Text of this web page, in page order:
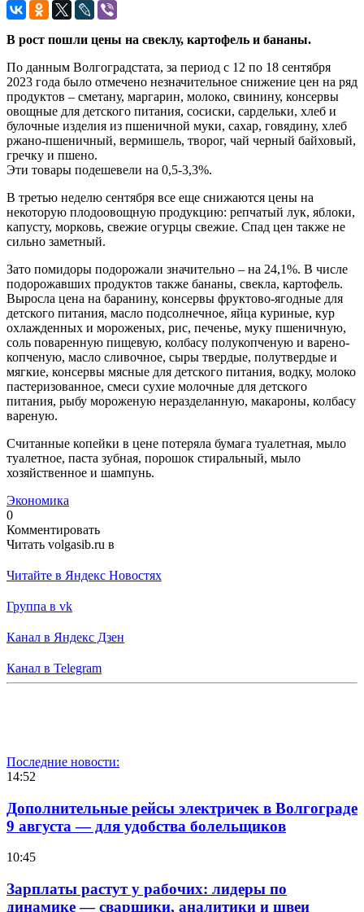
В рост пошли цены на свеклу, картофель и бананы.
По данным Волгоградстата, за период с 12 по 18 сентября
2023 года было отмечено незначительное снижение цен на ряд
продуктов – сметану, маргарин, молоко, свинину, консервы
овощные для детского питания, сосиски, сардельки, хлеб и
булочные изделия из пшеничной муки, сахар, говядину, хлеб
ржано-пшеничный, вермишель, творог, чай черный байховый,
гречку и пшено.
Эти товары подешевели на 0,5-3,3%.
В третью неделю сентября все еще снижаются цены на
некоторую плодоовощную продукцию: репчатый лук, яблоки,
капусту, морковь, свежие огурцы свежие. Спад цен также не
сильно заметный.
Зато помидоры подорожали значительно – на 24,1%. В числе
подорожавших продуктов также бананы, свекла, картофель.
Выросла цена на баранину, консервы фруктово-ягодные для
детского питания, масло подсолнечное, яйца куриные, кур
охлажденных и мороженых, рис, печенье, муку пшеничную,
соль поваренную пищевую, колбасу полукопченую и варено-
копченую, масло сливочное, сыры твердые, полутвердые и
мягкие, консервы мясные для детского питания, водку, молоко
пастеризованное, смеси сухие молочные для детского
питания, рыбу мороженую неразделанную, макароны, колбасу
вареную.
Считанные копейки в цене потеряла бумага туалетная, мыло
туалетное, паста зубная, порошок стиральный, мыло
хозяйственное и шампунь.
Экономика
0
Комментировать
Читать volgasib.ru в
Читайте в Яндекс Новостях
Группа в vk
Канал в Яндекс Дзен
Канал в Telegram
Последние новости:
14:52
Дополнительные рейсы электричек в Волгограде
9 августа — для удобства болельщиков
10:45
Зарплаты растут у рабочих: лидеры по
динамике — сварщики, аналитики и швеи